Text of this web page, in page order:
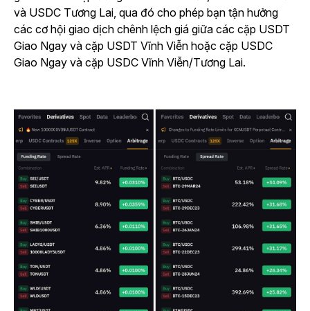
và USDC Tương Lai, qua đó cho phép bạn tận hưởng
các cơ hội giao dịch chênh lệch giá giữa các cặp USDT
Giao Ngay và cặp USDT Vĩnh Viễn hoặc cặp USDC
Giao Ngay và cặp USDC Vĩnh Viễn/Tương Lai.